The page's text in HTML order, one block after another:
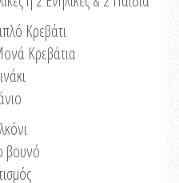
Κρεβάτι
Κρεβάτια
βουνό